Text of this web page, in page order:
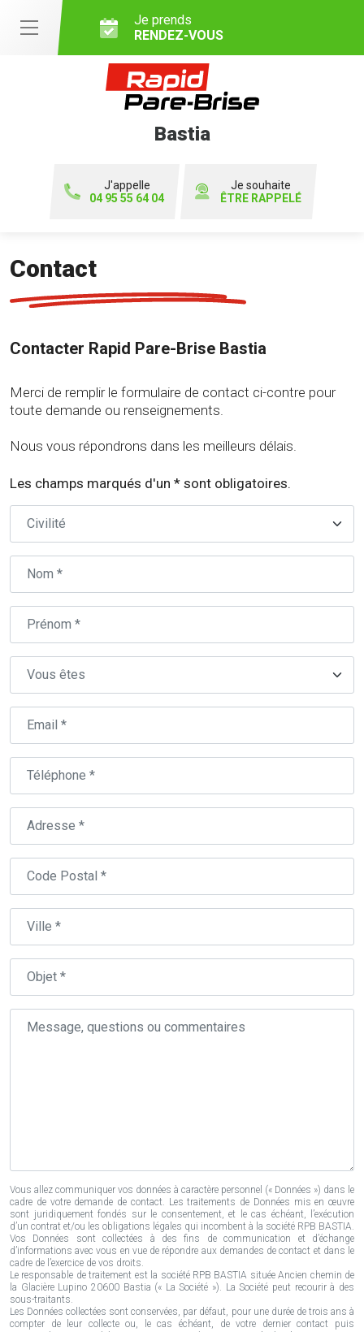
Je prends
RENDEZ-VOUS
Bastia
J'appelle
04 95 55 64 04
Je souhaite
ÊTRE RAPPELÉ
Contact
Contacter Rapid Pare-Brise Bastia
Merci de remplir le formulaire de contact ci-contre pour
toute demande ou renseignements.
Nous vous répondrons dans les meilleurs délais.
Les champs marqués d'un * sont obligatoires.
Civilité
Nom
Prénom
Type
Email
Téléphone
Adresse
Code
Ville
Objet
Message,
questions
Vous allez communiquer vos données à caractère personnel (« Données ») dans le
cadre de votre demande de contact. Les traitements de Données mis en œuvre
sont juridiquement fondés sur le consentement, et le cas échéant, l’exécution
d’un contrat et/ou les obligations légales qui incombent à la société RPB BASTIA.
Vos Données sont collectées à des fins de communication et d’échange
d’informations avec vous en vue de répondre aux demandes de contact et dans le
cadre de l’exercice de vos droits.
Le responsable de traitement est la société RPB BASTIA située Ancien chemin de
la Glacière Lupino 20600 Bastia (« La Société »). La Société peut recourir à des
sous-traitants.
Les Données collectées sont conservées, par défaut, pour une durée de trois ans à
compter de leur collecte ou, le cas échéant, de votre dernier contact puis